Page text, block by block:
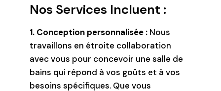
Nos Services Incluent :
1. Conception personnalisée : Nous
travaillons en étroite collaboration
avec vous pour concevoir une salle de
bains qui répond à vos goûts et à vos
besoins spécifiques. Que vous